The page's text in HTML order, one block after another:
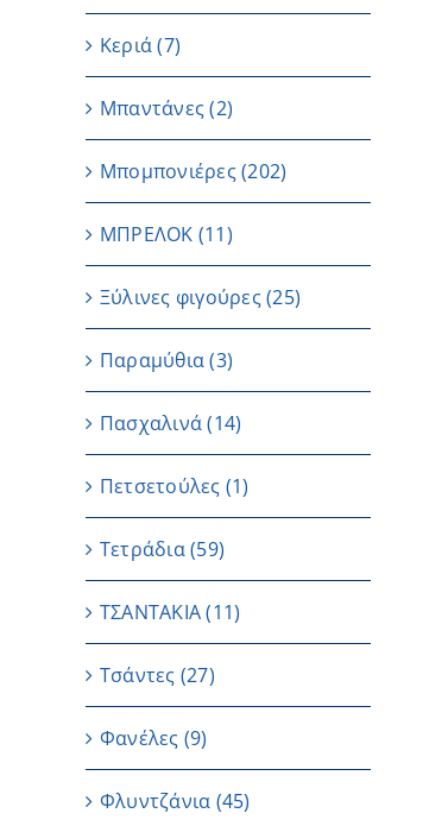
ΠΡΟΣΘΗΚΗ ΣΤΟ ΚΑΛΑΘΙ
ΛΕΠΤΟΜΕΡΕΙΕΣ
ΛΕΠΤΟΜΕΡΕΙΕΣ
Κεριά (7)
Μπαντάνες (2)
Μπομπονιέρες(202)
ΜΠΡΕΛΟΚ (11)
Ξύλινες φιγούρες(25)
Παραμύθια (3)
Πασχαλινά (14)
Πετσετούλες (1)
Τετράδια(59)
ΤΣΑΝΤΑΚΙΑ (11)
Τσάντες (27)
Φανέλες (9)
Φλυντζάνια (45)